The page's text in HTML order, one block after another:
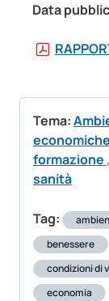
Data
Tema:
formazione ,
sanità
Tag:
benessere
condizioni di
economia